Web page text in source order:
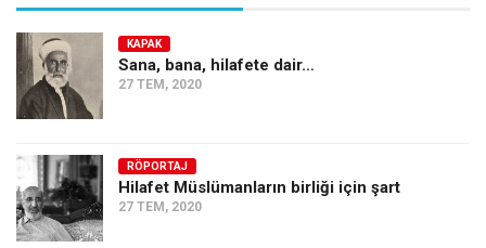
KAPAK
Sana, bana, hilafete dair…
27 TEM, 2020
RÖPORTAJ
Hilafet Müslümanların birliği için şart
27 TEM, 2020